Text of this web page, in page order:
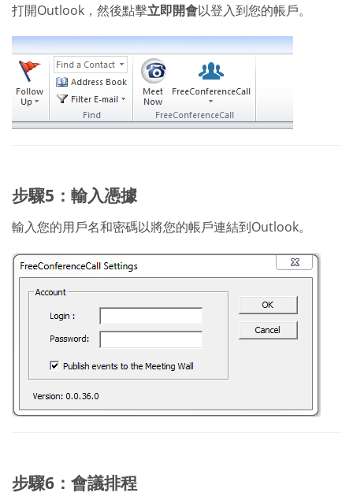
打開Outlook，然後點擊立即開會以登入到您的帳戶。
步驟5：輸入憑據
輸入您的用戶名和密碼以將您的帳戶連結到Outlook。
步驟6：會議排程